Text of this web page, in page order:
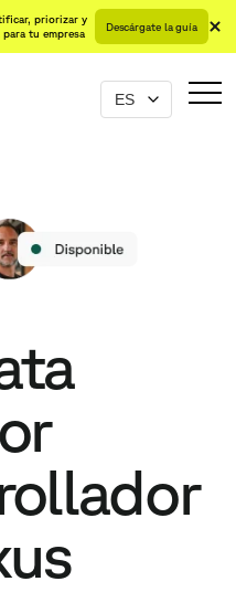
priorizar y
tu empresa
Descárgate la guía